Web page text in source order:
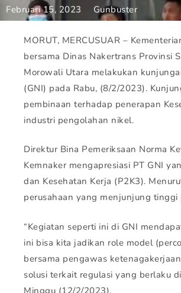
Februari 15, 2023 Gunbuster
MORUT, MERCUSUAR –
bersama Dinas Nakertrans Provinsi
Morowali Utara melakukan
(GNI) pada Rabu, (8/2/2023).
pembinaan terhadap penerapan
industri pengolahan nikel.
Direktur Bina Pemeriksaan Norma
Kemnaker mengapresiasi PT GNI
dan Kesehatan Kerja (P2K3).
perusahaan yang menjunjung tinggi
“Kegiatan seperti ini di GNI
ini bisa kita jadikan role model
bersama pengawas
solusi terkait regulasi yang berlaku
Minggu (12/2/2023).